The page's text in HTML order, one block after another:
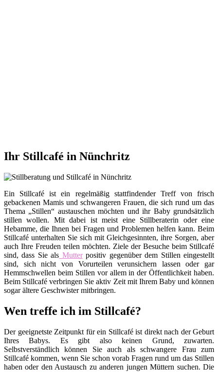
Ihr Stillcafé in Nünchritz
Ein Stillcafé ist ein regelmäßig stattfindender Treff von frisch
gebackenen Mamis und schwangeren Frauen, die sich rund um das
Thema „Stillen“ austauschen möchten und ihr Baby grundsätzlich
stillen wollen. Mit dabei ist meist eine Stillberaterin oder eine
Hebamme, die Ihnen bei Fragen und Problemen helfen kann. Beim
Stillcafé unterhalten Sie sich mit Gleichgesinnten, ihre Sorgen, aber
auch Ihre Freuden teilen möchten. Ziele der Besuche beim Stillcafé
sind, dass Sie als Mutterpositiv gegenüber dem Stillen eingestellt
sind, sich nicht von Vorurteilen verunsichern lassen oder gar
Hemmschwellen beim Stillen vor allem in der Öffentlichkeit haben.
Beim Stillcafé verbringen Sie aktiv Zeit mit Ihrem Baby und können
sogar ältere Geschwister mitbringen.
Wen treffe ich im Stillcafé?
Der geeignetste Zeitpunkt für ein Stillcafé ist direkt nach der Geburt
Ihres Babys. Es gibt also keinen Grund, zuwarten.
Selbstverständlich können Sie auch als schwangere Frau zum
Stillcafé kommen, wenn Sie schon vorab Fragen rund um das Stillen
haben oder den Austausch zu anderen jungen Müttern suchen. Die